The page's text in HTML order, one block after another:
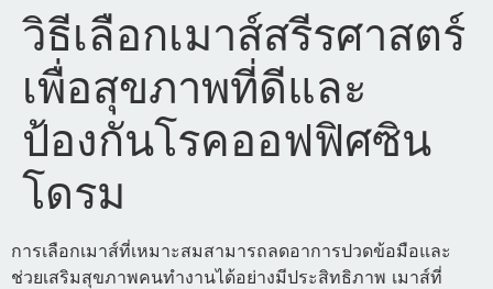
วิธีเลือกเมาส์สรีรศาสตร์
เพื่อสุขภาพที่ดีและ
ป้องกันโรคออฟฟิศซิน
โดรม
การเลือกเมาส์ที่เหมาะสมสามารถลดอาการปวดข้อมือและ
ช่วยเสริมสุขภาพคนทำงานได้อย่างมีประสิทธิภาพ เมาส์ที่